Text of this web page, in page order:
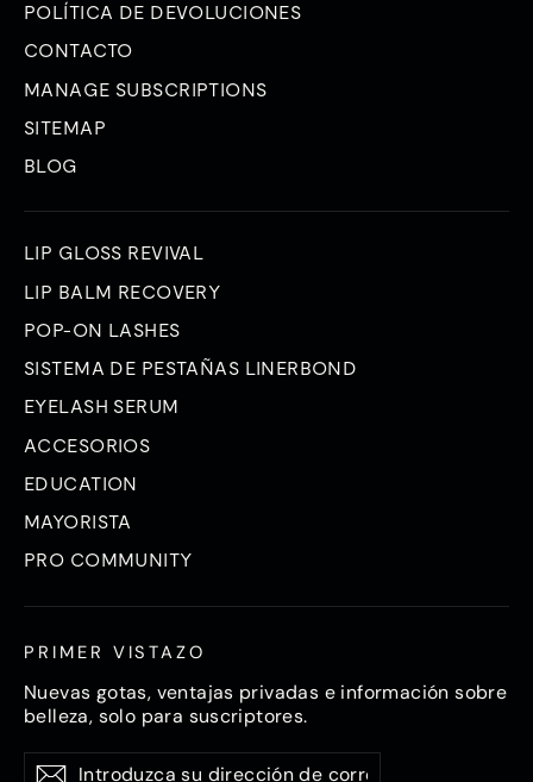
POLÍTICA DE DEVOLUCIONES
CONTACTO
MANAGE SUBSCRIPTIONS
SITEMAP
BLOG
LIP GLOSS REVIVAL
LIP BALM RECOVERY
POP-ON LASHES
SISTEMA DE PESTAÑAS LINERBOND
EYELASH SERUM
ACCESORIOS
EDUCATION
MAYORISTA
PRO COMMUNITY
PRIMER VISTAZO
Nuevas gotas, ventajas privadas e información sobre
belleza, solo para suscriptores.
Introduzca
SuscríbaseSuscríbase